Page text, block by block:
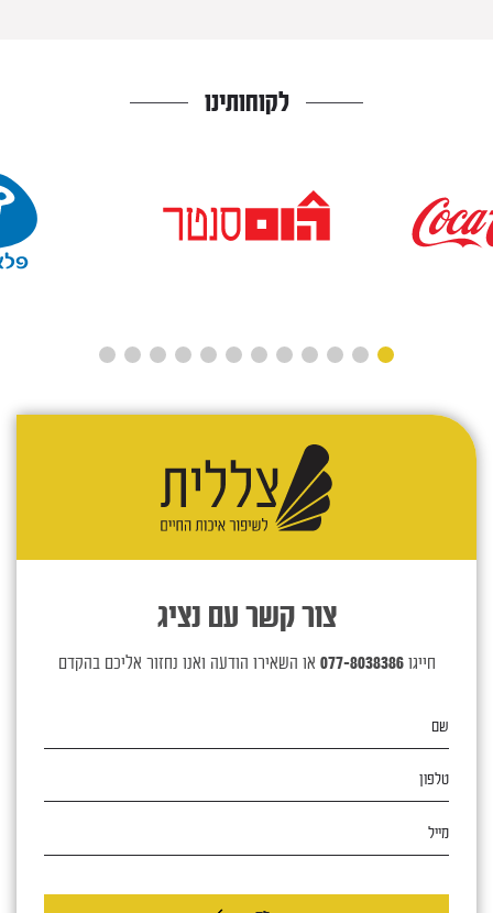
לקוחותינו
צור קשר עם נציג
חייגו077-8038386 או השאירו הודעה ואנו נחזור אליכם בהקדם